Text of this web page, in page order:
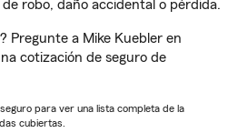
robo, daño accidental o pérdida.
Pregunte a Mike Kuebler en
cotización de seguro de
para ver una lista completa de la
cubiertas.